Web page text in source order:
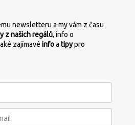
newsletteru a my vám z času
z našich regálů, info o
zajímavé infoa tipypro